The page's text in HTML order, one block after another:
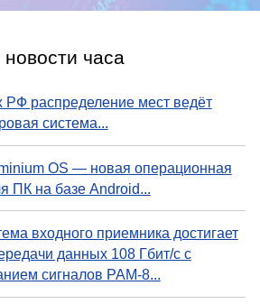
новости часа
РФ распределение мест ведёт
система...
OS — новая операционная
ПК на базе Android...
входного приемника достигает
данных 108 Гбит/с с
сигналов PAM-8...